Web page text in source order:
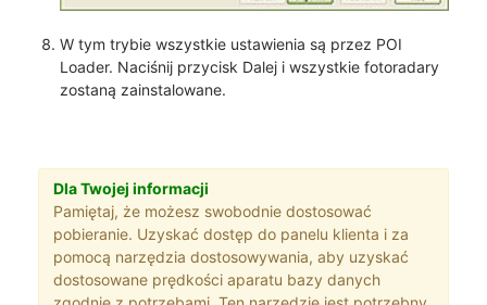
W tym trybie wszystkie ustawienia są przez POI
Loader. Naciśnij przycisk Dalej i wszystkie fotoradary
zostaną zainstalowane.
Dla Twojej informacji
Pamiętaj, że możesz swobodnie dostosować
pobieranie. Uzyskać dostęp do panelu klienta i za
pomocą narzędzia dostosowywania, aby uzyskać
dostosowane prędkości aparatu bazy danych